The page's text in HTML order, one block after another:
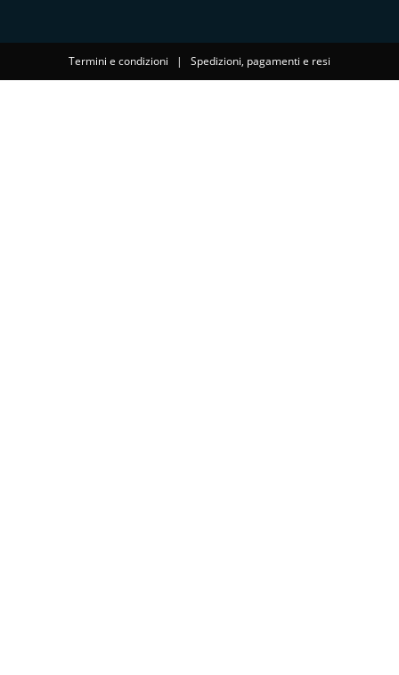
Termini e condizioni | Spedizioni, pagamenti e resi